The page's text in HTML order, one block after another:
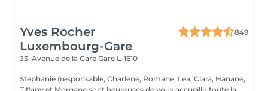
Yves Rocher
Luxembourg-Gare
849
33, Avenue de la Gare Gare L-1610
Stephanie (responsable, Charlene, Romane, Lea, Clara, Hanane,